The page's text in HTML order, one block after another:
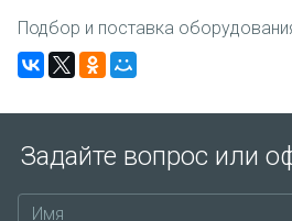
Подбор и поставка
Задайте вопрос или